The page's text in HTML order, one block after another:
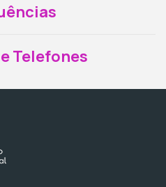
Telefones